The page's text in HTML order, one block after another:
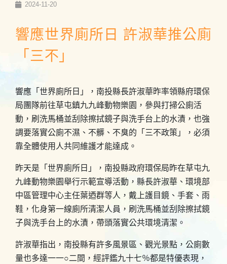
2024-11-20
響應世界廁所日 許淑華推公廁
「三不」
響應「世界廁所日」，南投縣長許淑華昨率領縣府環保
局團隊前往草屯鎮九九峰動物樂園，參與打掃公廁活
動，刷洗馬桶並刮除擦拭鏡子與洗手台上的水漬，也強
調要落實公廁不濕、不髒、不臭的「三不政策」，必須
靠全體使用人共同維護才能達成。
昨天是「世界廁所日」，南投縣政府環保局昨在草屯九
九峰動物樂園舉行示範宣導活動，縣長許淑華、環境部
中區管理中心主任葉迺群等人，戴上護目鏡、手套、雨
鞋，化身第一線廁所清潔人員，刷洗馬桶並刮除擦拭鏡
子與洗手台上的水漬，帶頭落實公共環境清潔。
許淑華指出，南投縣有許多風景區、觀光景點，公廁數
量也多達一一○二間，經評鑑九十七％都是特優表現，